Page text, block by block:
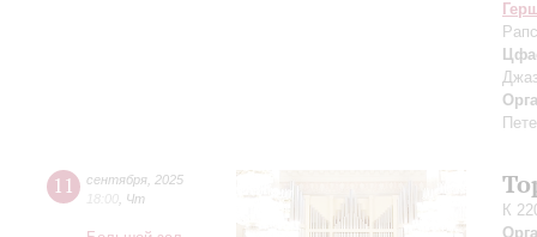
11 сентября 2025
18:00 Чт
К